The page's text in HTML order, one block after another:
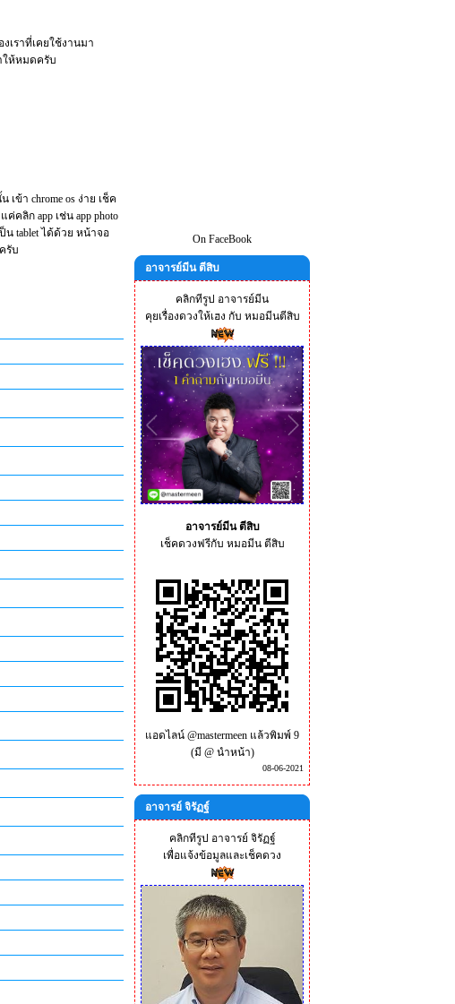
ราที่เคยใช้งานมา
ให้หมดครับ
เข้า chrome os ง่าย เช็ค
ค่คลิก app เช่น app photo
น tablet ได้ด้วย หน้าจอ
รับ
On FaceBook
อาจารย์มีน ตีสิบ
คลิกทีรูป อาจารย์มีน
คุยเรื่องดวงให้เฮง กับ หมอมีนตีสิบ
อาจารย์มีน ตีสิบ
เช็คดวงฟรีกับ หมอมีน ตีสิบ
แอดไลน์ @mastermeen แล้วพิมพ์ 9
(มี @ นำหน้า)
08-06-2021
อาจารย์ จิรัฏฐ์
คลิกทีรูป อาจารย์ จิรัฏฐ์
เพื่อแจ้งข้อมูลและเช็คดวง